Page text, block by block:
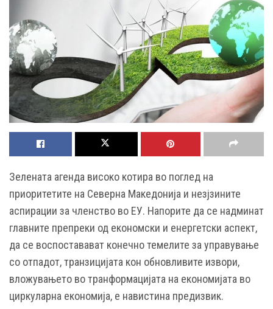
Зелената агенда високо котира во поглед на
приоритетите на Северна Македонија и незјзините
аспирации за членство во ЕУ. Напорите да се надминат
главните препреки од економски и енергетски аспект,
да се воспоставават конечно темелите за управување
со отпадот, транзицијата кон обновливите извори,
вложувањето во транформацијата на економијата во
циркуларна економија, е навистина предизвик.